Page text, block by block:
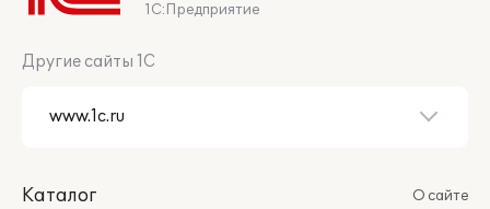
1С:Предприятие
Другие сайты 1С
Каталог
О сайте